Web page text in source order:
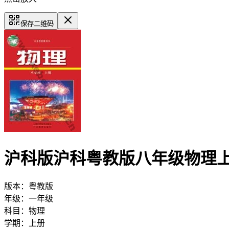
保存二维码
沪科版沪科粤教版八年级物理
版本： 粤教版
年级： 一年级
科目： 物理
学期：
上册